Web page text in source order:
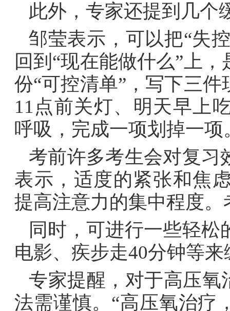
此外，专家还提到几个
邹莹表示，可以把“失
回到“现在能做什么”上
份“可控清单”，写下三
11点前关灯、明天早上
呼吸，完成一项划掉一项
考前许多考生会对复习
表示，适度的紧张和焦
提高注意力的集中程度
同时，可进行一些轻
电影、疾步走40分钟等
专家提醒，对于高压氧
法需谨慎。“高压氧治疗